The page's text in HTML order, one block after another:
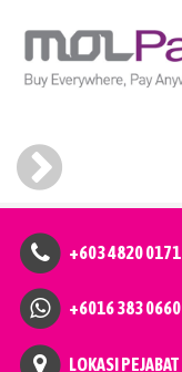
+603 4820 0171
+6016 383 0660
LOKASI PEJABAT